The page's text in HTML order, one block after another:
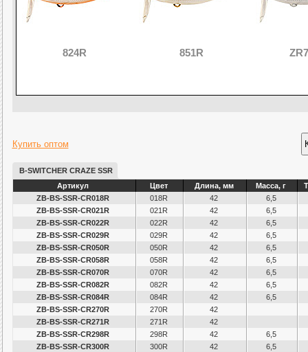
824R 851R
Купить оптом
B-SWITCHER CRAZE SSR
Артикул
Цвет Длина, мм Масса, г
ZB-BS-SSR-CR018R
018R 42
6,5
ZB-BS-SSR-CR021R
021R 42
6,5
ZB-BS-SSR-CR022R
022R 42
6,5
ZB-BS-SSR-CR029R
029R 42
6,5
ZB-BS-SSR-CR050R
050R 42
6,5
ZB-BS-SSR-CR058R
058R 42
6,5
ZB-BS-SSR-CR070R
070R 42
6,5
ZB-BS-SSR-CR082R
082R 42
6,5
ZB-BS-SSR-CR084R
084R 42
6,5
ZB-BS-SSR-CR270R
270R
42
ZB-BS-SSR-CR271R
271R
42
ZB-BS-SSR-CR298R
298R 42
6,5
ZB-BS-SSR-CR300R
300R 42
6,5